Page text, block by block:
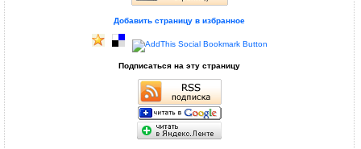
Добавить страницу в избранное
Подписаться на эту страницу